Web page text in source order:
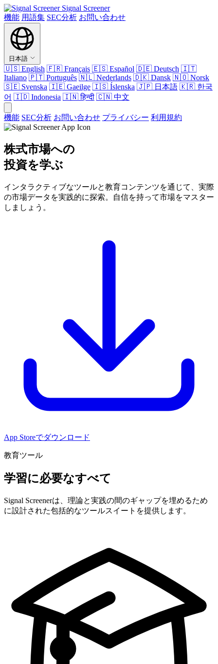
Signal Screener
機能 用語集 SEC分析 お問い合わせ
日本語
🇺🇸 English 🇫🇷 Français 🇪🇸 Español 🇩🇪 Deutsch 🇮🇹
Italiano 🇵🇹 Português 🇳🇱 Nederlands 🇩🇰 Dansk 🇳🇴 Norsk
🇸🇪 Svenska 🇮🇪 Gaeilge 🇮🇸 Íslenska 🇯🇵 日本語 🇰🇷 한국
어 🇮🇩 Indonesia 🇮🇳हिन्दी 🇨🇳 中文
機能 SEC分析 お問い合わせ プライバシー 利用規約
株式市場への
投資を学ぶ
インタラクティブなツールと教育コンテンツを通じて、実際
の市場データを実践的に探索。自信を持って市場をマスター
しましょう。
App Storeでダウンロード
教育ツール
学習に必要なすべて
Signal Screenerは、理論と実践の間のギャップを埋めるため
に設計された包括的なツールスイートを提供します。